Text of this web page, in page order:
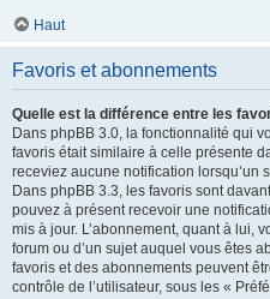
Haut
Favoris et abonnements
Quelle est la différence entre les
Dans phpBB 3.0, la fonctionnalité qui
favoris était similaire à celle présente
receviez aucune notification lorsqu’un
Dans phpBB 3.3, les favoris sont
pouvez à présent recevoir une
mis à jour. L’abonnement, quant à lui,
forum ou d’un sujet auquel vous êtes
favoris et des abonnements peuvent
contrôle de l’utilisateur, sous les «